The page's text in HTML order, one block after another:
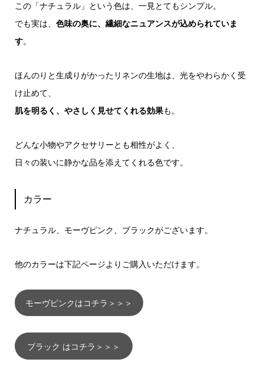
この「ナチュラル」という色は、一見とてもシンプル。
でも実は、 色味の奥に、繊細なニュアンスが込められていま
す。
ほんのりと生成りがかったリネンの生地は、光をやわらかく受
け止めて、
肌を明るく、やさしく見せてくれる効果も。
どんな小物やアクセサリーとも相性がよく、
日々の装いに静かな品を添えてくれる色です。
カラー
ナチュラル、モーヴピンク、ブラックがございます。
他のカラーは下記ページよりご購入いただけます。
モーヴピンクはコチラ＞＞＞
ブラック はコチラ＞＞＞